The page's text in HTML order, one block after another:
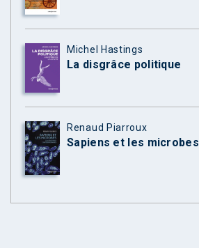
Michel Hastings
La disgrâce politique
Renaud Piarroux
Sapiens et les microbes